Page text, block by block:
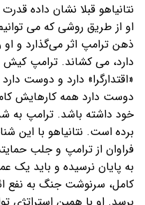
نتانیاهو قبلا نشان داده
او از طریق روشی که می
ذهن ترامپ اثر می‌گذارد و
دارد، می کشاند. ترامپ
«اقتدارگرا» دارد و دوست
دوست دارد همه کارهایش
برده است. نتانیاهو با
فراوان از ترامپ و جلب
به پایان نرسیده و باید یک
کامل، سرنوشت جنگ به نفع